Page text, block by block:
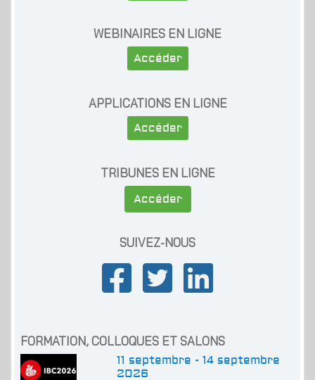
WEBINAIRES EN LIGNE
Accéder
APPLICATIONS EN LIGNE
Accéder
TRIBUNES EN LIGNE
Accéder
SUIVEZ-NOUS
FORMATION, COLLOQUES ET SALONS
11 septembre - 14 septembre
2026